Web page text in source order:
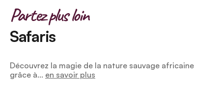
Safaris
Partez plus loin
Découvrez la magie de la nature sauvage africaine
grâce à... en savoir plus